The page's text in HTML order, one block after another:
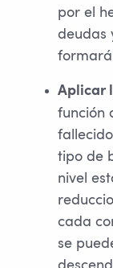
por el
deudas
Aplicar
función
tipo de
nivel
cada
se